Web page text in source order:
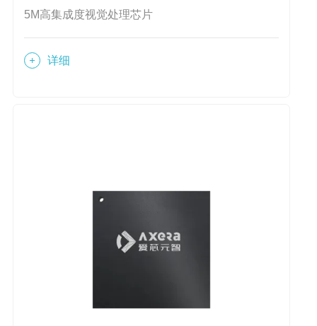
5M高集成度视觉处理芯片
详细